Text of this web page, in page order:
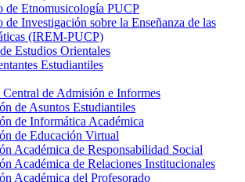
de Etnomusicología PUCP
de Investigación sobre la Enseñanza de las
(IREM-PUCP)
Estudios Orientales
Estudiantiles
de Admisión e Informes
de Asuntos Estudiantiles
de Informática Académica
de Educación Virtual
Académica de Responsabilidad Social
Académica de Relaciones Institucionales
Académica del Profesorado